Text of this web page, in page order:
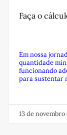
Faça o
Em nossa
quantidade
funcionando
para sustentar
13 de novembro